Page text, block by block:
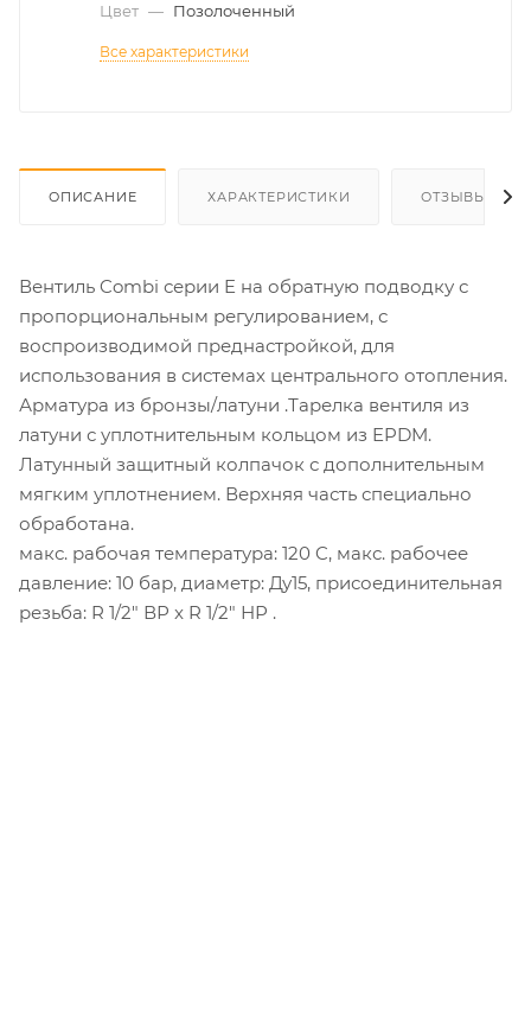
Цвет — Позолоченный
Все характеристики
ОПИСАНИЕ ХАРАКТЕРИСТИКИ ОТЗЫВЫ
Вентиль Combi серии E на обратную подводку с
пропорциональным регулированием, с
воспроизводимой преднастройкой, для
использования в системах центрального отопления.
Арматура из бронзы/латуни .Тарелка вентиля из
латуни с уплотнительным кольцом из EPDM.
Латунный защитный колпачок с дополнительным
мягким уплотнением. Верхняя часть специально
обработана.
макс. рабочая температура: 120 C, макс. рабочее
давление: 10 бар, диаметр: Ду15, присоединительная
резьба: R 1/2" ВР x R 1/2" НР .